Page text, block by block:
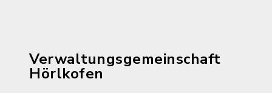
Verwaltungsgemeinschaft
Hörlkofen